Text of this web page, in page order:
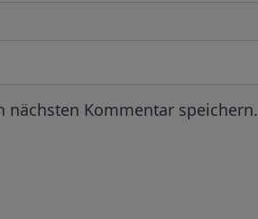
nächsten Kommentar speichern.